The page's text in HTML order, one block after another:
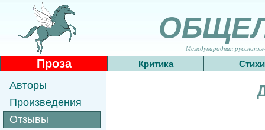
Международная
Проза Критика Стихи
Авторы
Произведения
Отзывы